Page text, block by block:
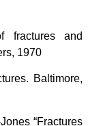
fractures and
1970
Baltimore,
“Fractures